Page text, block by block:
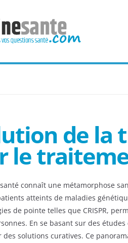
de la
le
connaît une métamorphose
atteints de maladies
de pointe telles que CRISPR,
En se basant sur des
des solutions curatives. Ce